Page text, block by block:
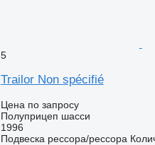
5
Trailor Non spécifié
Цена по запросу
Полуприцеп шасси
1996
Подвеска рессора/рессора